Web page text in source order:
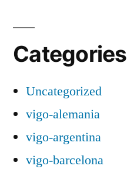
Categories
Uncategorized
vigo-alemania
vigo-argentina
vigo-barcelona